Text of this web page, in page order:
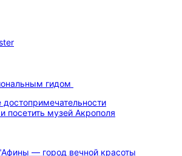
гидом
посетить музей Акрополя